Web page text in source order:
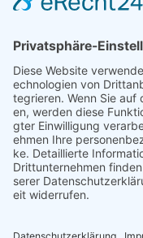
Deutsch